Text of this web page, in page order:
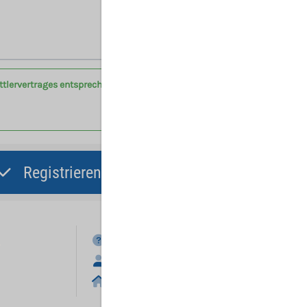
entsprechend der Vertragsbedingungen am
Registrieren und Angebot abgeben